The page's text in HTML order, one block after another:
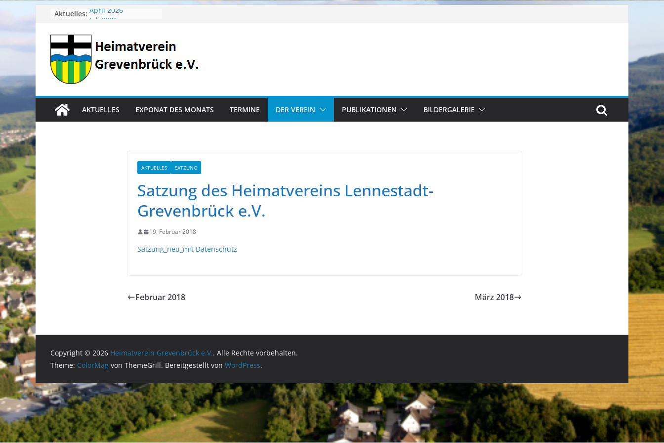
springen
Aktuelles: April 2026
Juni 2026
Mai 2026
Heimatverein aktuell
AKTUELLES EXPONAT DES MONATS TERMINE DER VEREIN PUBLIKATIONEN BILDERGALERIE
AKTUELLES SATZUNG
Satzung des Heimatvereins Lennestadt-
Grevenbrück e.V.
19. Februar 2018
Satzung_neu_mit Datenschutz
Februar 2018 März 2018
Copyright © 2026 Heimatverein Grevenbrück e.V.. Alle Rechte vorbehalten.
Theme: ColorMag von ThemeGrill. Bereitgestellt von WordPress.